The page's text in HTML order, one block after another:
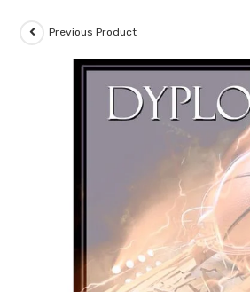
Previous Product